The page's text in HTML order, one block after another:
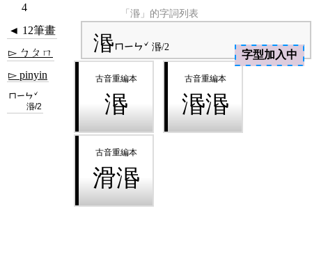
「湣」的字詞列表
◄ 12筆畫
▻ ㄅㄆㄇ
▻ pinyin
ㄇㄧㄣˇ
湣/2
湣ㄇㄧㄣˇ 湣/2
湣 湣湣
滑湣
4
字型加入中